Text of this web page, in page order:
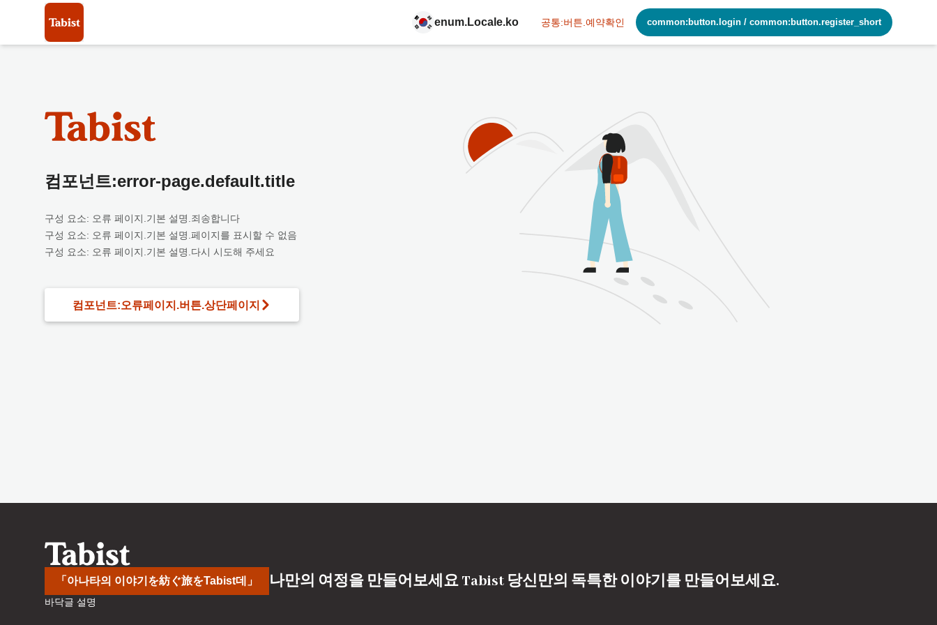
enum.Locale.ko 공통:버튼.예약확인 common:button.login / common:button.register_short
컴포넌트:error-page.default.title
구성 요소: 오류 페이지.기본 설명.죄송합니다
구성 요소: 오류 페이지.기본 설명.페이지를 표시할 수 없음
구성 요소: 오류 페이지.기본 설명.다시 시도해 주세요
컴포넌트:오류페이지.버튼.상단페이지
「아나타의 이야기を紡ぐ旅をTabist데」 나만의 여정을 만들어보세요 Tabist 당신만의 독특한 이야기를 만들어보세요.
바닥글 설명